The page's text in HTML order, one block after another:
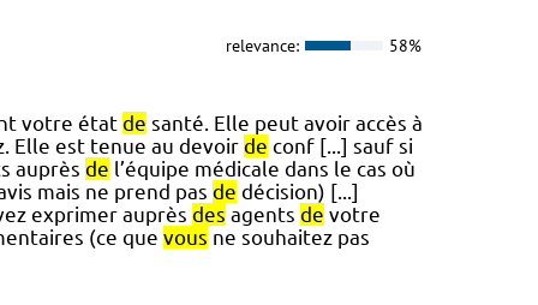
relevance: 58%
votre état de santé. Elle peut avoir accès à
Elle est tenue au devoir de conf [...] sauf si
auprès de l’équipe médicale dans le cas où
mais ne prend pas de décision) [...]
exprimer auprès des agents de votre
(ce que vous ne souhaitez pas